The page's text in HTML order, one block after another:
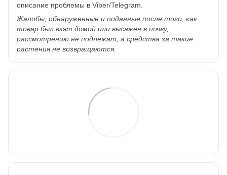
описание проблемы в Viber/Telegram.
Жалобы, обнаруженные и поданные после того, как
товар был взят домой или высажен в почву,
рассмотрению не подлежат, а средства за такие
растения не возвращаются.